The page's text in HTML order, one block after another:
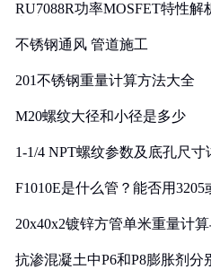
RU7088R功率MOSFET特性
不锈钢通风 管道施工
201不锈钢重量计算方法大全
M20螺纹大径和小径是多少
1-1/4 NPT螺纹参数及底孔尺寸
F1010E是什么管？能否用3205
20x40x2镀锌方管单米重量计
抗渗混凝土中P6和P8膨胀剂分